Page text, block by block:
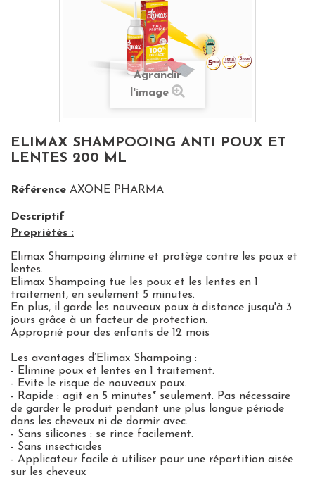
Agrandir
l'image
ELIMAX SHAMPOOING ANTI POUX ET
LENTES 200 ML
Référence AXONE PHARMA
Descriptif
Propriétés :
Elimax Shampoing élimine et protège contre les poux et
lentes.
Elimax Shampoing tue les poux et les lentes en 1
traitement, en seulement 5 minutes.
En plus, il garde les nouveaux poux à distance jusqu'à 3
jours grâce à un facteur de protection.
Approprié pour des enfants de 12 mois
Les avantages d’Elimax Shampoing :
- Elimine poux et lentes en 1 traitement.
- Evite le risque de nouveaux poux.
- Rapide : agit en 5 minutes* seulement. Pas nécessaire
de garder le produit pendant une plus longue période
dans les cheveux ni de dormir avec.
- Sans silicones : se rince facilement.
- Sans insecticides
- Applicateur facile à utiliser pour une répartition aisée
sur les cheveux